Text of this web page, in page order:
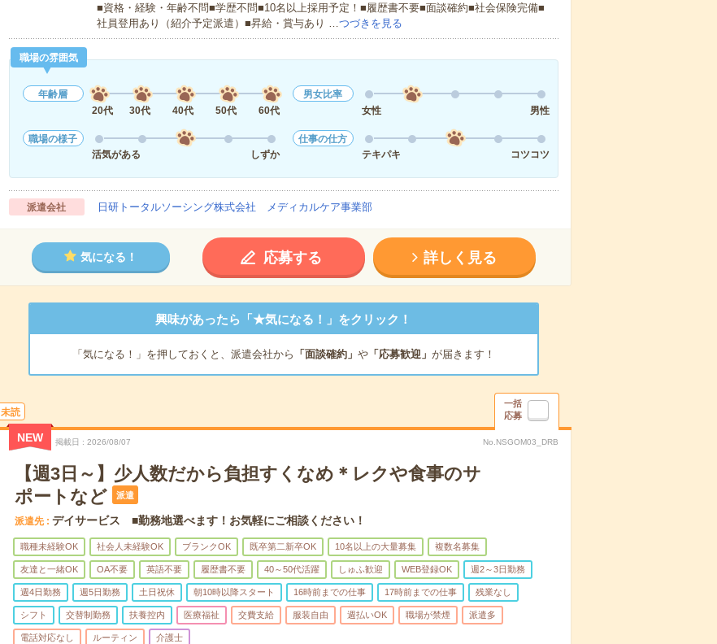
■資格・経験・年齢不問■学歴不問■10名以上採用予定！■履歴書不要■面談確約■社会保険完備■
社員登用あり（紹介予定派遣）■昇給・賞与あり …つづきを見る
職場の雰囲気
年齢層
20代
30代 40代 50代 60代
男女比率
女性
男性
職場の様子
活気がある
しずか
仕事の仕方
テキパキ
コツコツ
派遣会社 日研トータルソーシング株式会社 メディカルケア事業部
気になる！ 応募する 詳しく見る
興味があったら「★気になる！」をクリック！
「気になる！」を押しておくと、派遣会社から 「面談確約」 や「応募歓迎」 が届きます！
未読
一括
応募
NEW 掲載日 2026/08/07 No.NSGOM03_DRB
【週3日～】少人数だから負担すくなめ＊レクや食事のサ
ポートなど
派遣
派遣先 デイサービス ■勤務地選べます！お気軽にご相談ください！
職種未経験OK 社会人未経験OK ブランクOK 既卒第二新卒OK 10名以上の大量募集 複数名募集
友達と一緒OK OA不要 英語不要 履歴書不要 40～50代活躍 しゅふ歓迎 WEB登録OK 週2～3日勤務
週4日勤務 週5日勤務 土日祝休 朝10時以降スタート 16時前までの仕事 17時前までの仕事 残業なし
シフト 交替制勤務 扶養控内 医療福祉 交費支給 服装自由 週払いOK 職場が禁煙 派遣多
電話対応なし ルーティン 介護士